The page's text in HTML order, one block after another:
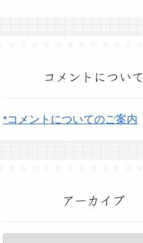
コメントについて
*コメントについてのご案内
アーカイブ